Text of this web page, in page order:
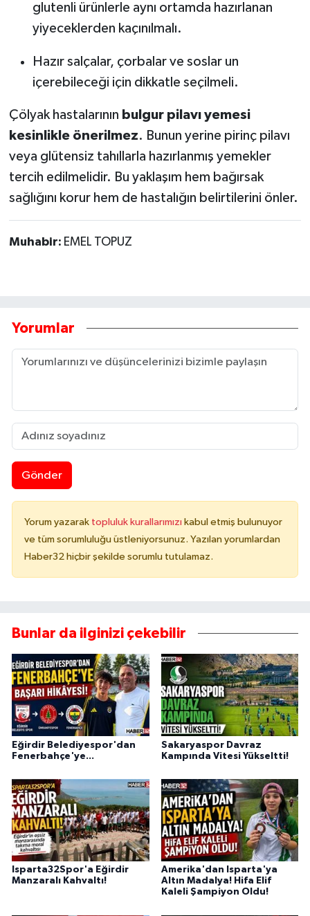
glutenli ürünlerle aynı ortamda hazırlanan
yiyeceklerden kaçınılmalı.
Hazır salçalar, çorbalar ve soslar un
içerebileceği için dikkatle seçilmeli.
Çölyak hastalarının bulgur pilavı yemesi
kesinlikle önerilmez. Bunun yerine pirinç pilavı
veya glütensiz tahıllarla hazırlanmış yemekler
tercih edilmelidir. Bu yaklaşım hem bağırsak
sağlığını korur hem de hastalığın belirtilerini önler.
Muhabir: EMEL TOPUZ
Yorumlar
Gönder
Yorum yazarak topluluk kurallarımızı kabul etmiş bulunuyor
ve tüm sorumluluğu üstleniyorsunuz. Yazılan yorumlardan
Haber32 hiçbir şekilde sorumlu tutulamaz.
Bunlar da ilginizi çekebilir
Eğirdir Belediyespor'dan
Fenerbahçe'ye...
Sakaryaspor Davraz
Kampında Vitesi Yükseltti!
Isparta32Spor'a Eğirdir
Manzaralı Kahvaltı!
Amerika'dan Isparta'ya
Altın Madalya! Hifa Elif
Kaleli Şampiyon Oldu!